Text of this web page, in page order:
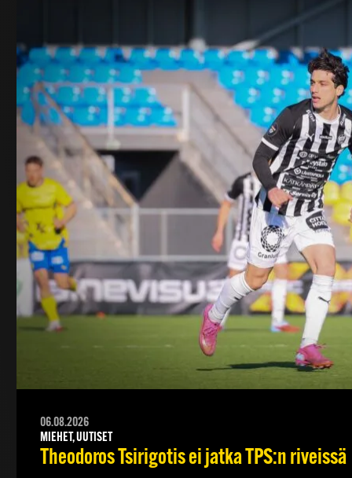
06.08.2026
MIEHET, UUTISET
Theodoros Tsirigotis ei jatka TPS:n riveissä